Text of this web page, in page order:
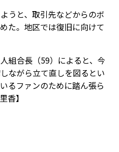
うと、取引先などからのボ
た。地区では復旧に向けて
組合長（59）によると、今
ながら立て直しを図るとい
るファンのために踏ん張ら
香】